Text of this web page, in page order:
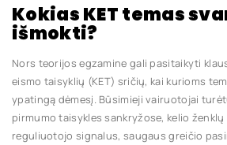
Kokias KET temas
išmokti?
Nors teorijos egzamine gali pasitaikyti
eismo taisyklių (KET) sričių, kai kurioms
ypatingą dėmesį. Būsimieji vairuotojai
pirmumo taisykles sankryžose, kelio ženklų
reguliuotojo signalus, saugaus greičio